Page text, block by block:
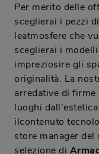
Per merito delle
sceglierai i pezzi
leatmosfere che
sceglierai i
impreziosire gli
originalità. La
arredative di
luoghi
ilcontenuto
store manager del
selezione di